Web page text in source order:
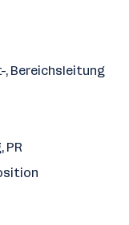
, Bereichsleitung
PR